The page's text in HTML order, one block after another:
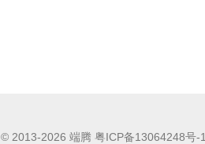
© 2013-2026 端腾 粤ICP备13064248号-1